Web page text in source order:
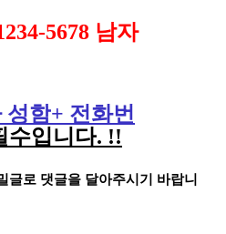
5678 남자
성함+ 전화번
수입니다. !!
글로 댓글을 달아주시기 바랍니